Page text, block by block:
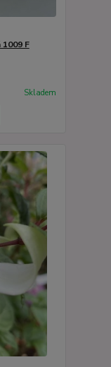
F
Skladem